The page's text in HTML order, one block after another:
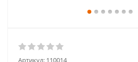
Артикул: 110014